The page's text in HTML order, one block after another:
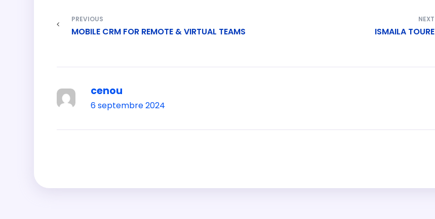
PREVIOUS
MOBILE CRM FOR REMOTE & VIRTUAL TEAMS
NEXT
ISMAILA TOURE
cenou
6 septembre 2024